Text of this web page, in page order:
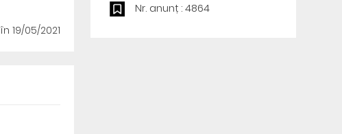
în 19/05/2021
Nr. anunț : 4864